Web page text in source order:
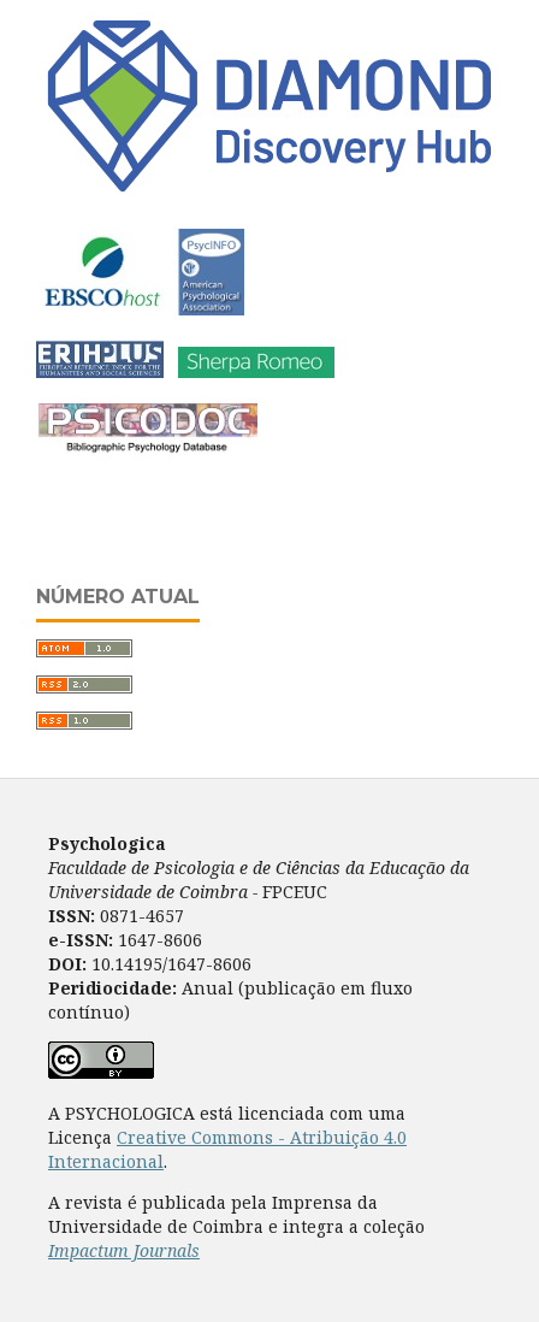
NÚMERO ATUAL
Psychologica
Faculdade de Psicologia e de Ciências da Educação da
Universidade de Coimbra - FPCEUC
ISSN: 0871-4657
e-ISSN: 1647-8606
DOI: 10.14195/1647-8606
Peridiocidade: Anual (publicação em fluxo
contínuo)
A PSYCHOLOGICA está licenciada com uma
Licença Creative Commons - Atribuição 4.0
Internacional.
A revista é publicada pela Imprensa da
Universidade de Coimbra e integra a coleção
Impactum Journals